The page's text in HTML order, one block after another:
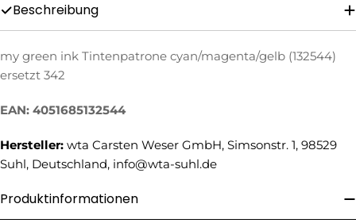
Name
Ihre
Mail
Telefonnummer
Ihre
Beschreibung
my green ink Tintenpatrone cyan/magenta/gelb (132544)
ersetzt 342
EAN: 4051685132544
Hersteller: wta Carsten Weser GmbH, Simsonstr. 1, 98529
Suhl, Deutschland, info@wta-suhl.de
Produktinformationen